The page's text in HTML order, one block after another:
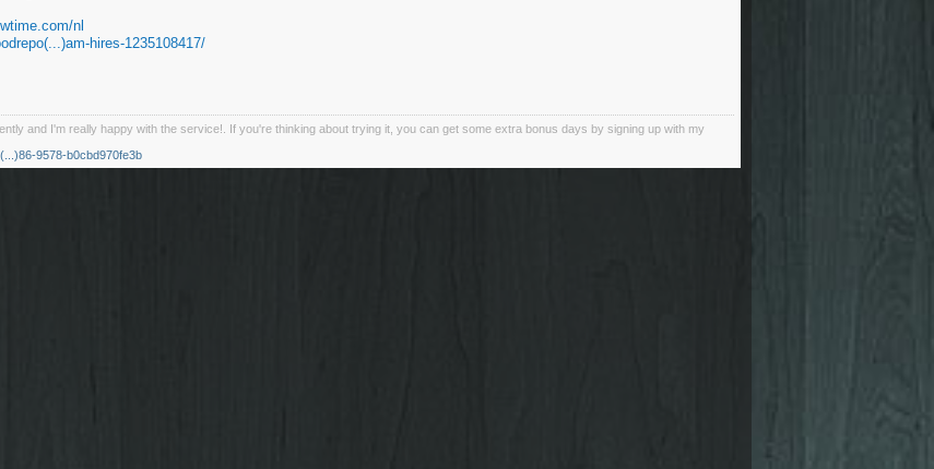
nl
hires-1235108417/
and I'm really happy with the service!. If you're thinking about trying it, you can get some extra bonus days by signing up with my
9578-b0cbd970fe3b